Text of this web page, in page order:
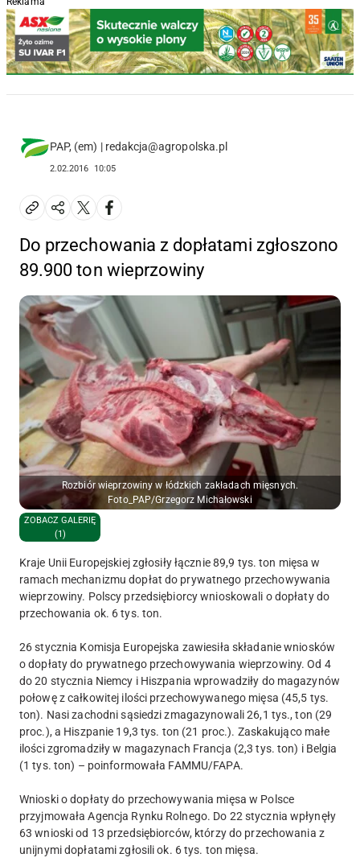
PAP, (em) | redakcja@agropolska.pl
2.02.2016 10:05
Do przechowania z dopłatami zgłoszono
89.900 ton wieprzowiny
Rozbiór wieprzowiny w łódzkich zakładach mięsnych.
Foto_PAP/Grzegorz Michałowski
ZOBACZ GALERIĘ
(1)
Kraje Unii Europejskiej zgłosiły łącznie 89,9 tys. ton mięsa w
ramach mechanizmu dopłat do prywatnego przechowywania
wieprzowiny. Polscy przedsiębiorcy wnioskowali o dopłaty do
przechowania ok. 6 tys. ton.
26 stycznia Komisja Europejska zawiesiła składanie wniosków
o dopłaty do prywatnego przechowywania wieprzowiny. Od 4
do 20 stycznia Niemcy i Hiszpania wprowadziły do magazynów
połowę z całkowitej ilości przechowywanego mięsa (45,5 tys.
ton). Nasi zachodni sąsiedzi zmagazynowali 26,1 tys., ton (29
proc.), a Hiszpanie 19,3 tys. ton (21 proc.). Zaskakująco małe
ilości zgromadziły w magazynach Francja (2,3 tys. ton) i Belgia
(1 tys. ton) – poinformowała FAMMU/FAPA.
Wnioski o dopłaty do przechowywania mięsa w Polsce
przyjmowała Agencja Rynku Rolnego. Do 22 stycznia wpłynęły
63 wnioski od 13 przedsiębiorców, którzy do przechowania z
unijnymi dopłatami zgłosili ok. 6 tys. ton mięsa.